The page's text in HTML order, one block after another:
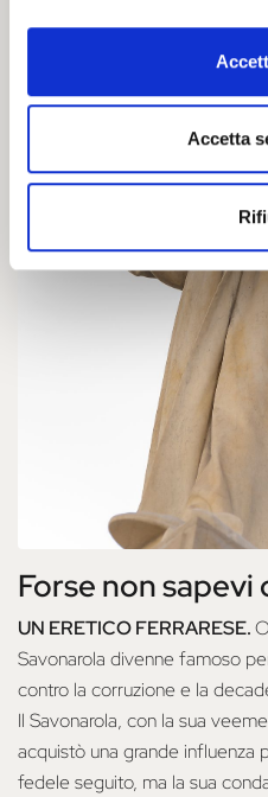
Accetta
Forse non sapevi
UN ERETICO FERRARESE.
Savonarola divenne famoso
contro la corruzione e la
Il Savonarola, con la sua
acquistò una grande influenza
fedele seguito, ma la sua